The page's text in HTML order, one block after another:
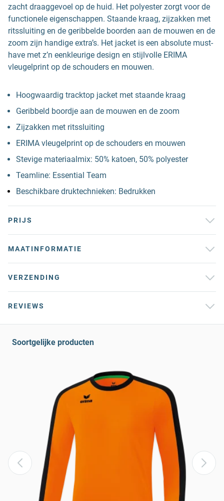
zacht draaggevoel op de huid. Het polyester zorgt voor de
functionele eigenschappen. Staande kraag, zijzakken met
ritssluiting en de geribbelde boorden aan de mouwen en de
zoom zijn handige extra’s. Het jacket is een absolute must-
have met z’n eenkleurige design en stijlvolle ERIMA
vleugelprint op de schouders en mouwen.
Hoogwaardig tracktop jacket met staande kraag
Geribbeld boordje aan de mouwen en de zoom
Zijzakken met ritssluiting
ERIMA vleugelprint op de schouders en mouwen
Stevige materiaalmix: 50% katoen, 50% polyester
Teamline: Essential Team
Beschikbare druktechnieken: Bedrukken
PRIJS
MAATINFORMATIE
VERZENDING
REVIEWS
Soortgelijke producten